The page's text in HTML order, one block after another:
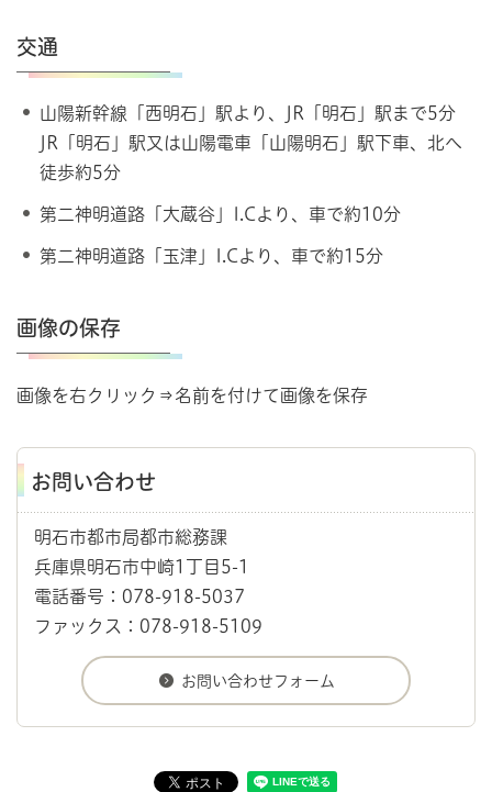
交通
山陽新幹線「西明石」駅より、JR「明石」駅まで5分
JR「明石」駅又は山陽電車「山陽明石」駅下車、北へ
徒歩約5分
第二神明道路「大蔵谷」I.Cより、車で約10分
第二神明道路「玉津」I.Cより、車で約15分
画像の保存
画像を右クリック⇒名前を付けて画像を保存
お問い合わせ
明石市都市局都市総務課
兵庫県明石市中崎1丁目5-1
電話番号：078-918-5037
ファックス：078-918-5109